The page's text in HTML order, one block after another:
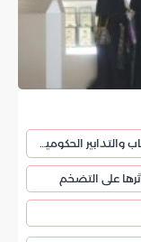
ارتفاع التضخم في السعودية: تحليل عميق للأسباب والتدابير الحكومية لضبط الأسعار
على التضخم